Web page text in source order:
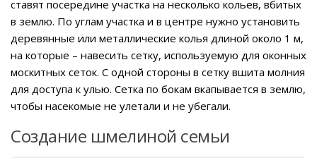
ставят посередине участка на несколько кольев, вбитых
в землю. По углам участка и в центре нужно установить
деревянные или металлические колья длиной около 1 м,
на которые – навесить сетку, используемую для оконных
москитных сеток. С одной стороны в сетку вшита молния
для доступа к улью. Сетка по бокам вкапывается в землю,
чтобы насекомые не улетали и не убегали.
Создание шмелиной семьи